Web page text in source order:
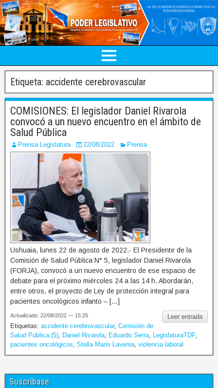
Etiqueta: accidente cerebrovascular
COMISIONES: El legislador Daniel Rivarola
convocó a un nuevo encuentro en el ámbito de
Salud Pública
Prensa Legislatura 22/08/2022 Prensa
Ushuaia, lunes 22 de agosto de 2022.- El Presidente de la
Comisión de Salud Pública N° 5, legislador Daniel Rivarola
(FORJA), convocó a un nuevo encuentro de ese espacio de
debate para el próximo miércoles 24 a las 14 h. Abordarán,
entre otros, el proyecto de Ley de protección integral para
pacientes oncológicos infanto – […]
Leer entrada
Actualizado: 22/08/2022 — 15:25
Etiquetas: accidente cerebrovascular, Comisión de
Salud Pública (5)
Daniel Rivarola Eduardo Serra LegislaturaTDF,
pacientes oncológicos Stella Maris Lavenia violencia laboral
Suscríbase